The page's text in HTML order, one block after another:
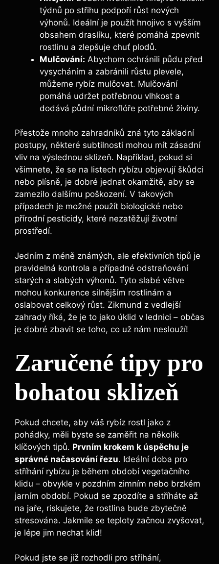
týdnů po střihu podpoří růst nových
výhonů. Ideální je použít hnojivo s vyšším
obsahem draslíku, které pomáhá zpevnit
rostlinu a zlepšuje chuť plodů.
Mulčování: Abychom ochránili půdu před
vysycháním a zabránili růstu plevele,
můžeme rybíz mulčovat. Mulčování
pomáhá udržet potřebnou vlhkost a
dodává půdní mikroflóře potřebné živiny.
Přestože mnoho zahradníků zná tyto základní
postupy, některé subtilnosti mohou mít zásadní
vliv na výslednou sklizeň. Například, pokud si
všimnete, že se na listech rybízu objevují škůdci
nebo plísně, je dobré jednat okamžitě, aby se
zamezilo dalšímu poškození. V takových
případech je možné použít biologické nebo
přírodní pesticidy, které nezatěžují životní
prostředí.
Jedním z méně známých, ale efektivních tipů je
pravidelná kontrola a případné odstraňování
starých a slabých výhonů. Tyto slabé větve
mohou konkurence silnějším rostlinám a
oslabovat celkový růst. Zikmund z vedlejší
zahrady říká, že je to jako úklid v lednici – občas
je dobré zbavit se toho, co už nám neslouží!
Zaručené tipy pro
bohatou sklizeň
Pokud chcete, aby váš rybíz rostl jako z
pohádky, měli byste se zaměřit na několik
klíčových tipů. Prvním krokem k úspěchu je
správné načasování řezu. Ideální doba pro
stříhání rybízu je během období vegetačního
klidu – obvykle v pozdním zimním nebo brzkém
jarním období. Pokud se zpozdíte a stříháte až
na jaře, riskujete, že rostlina bude zbytečně
stresována. Jakmile se teploty začnou zvyšovat,
je lépe jim nechat klid!
Pokud jste se již rozhodli pro stříhání,